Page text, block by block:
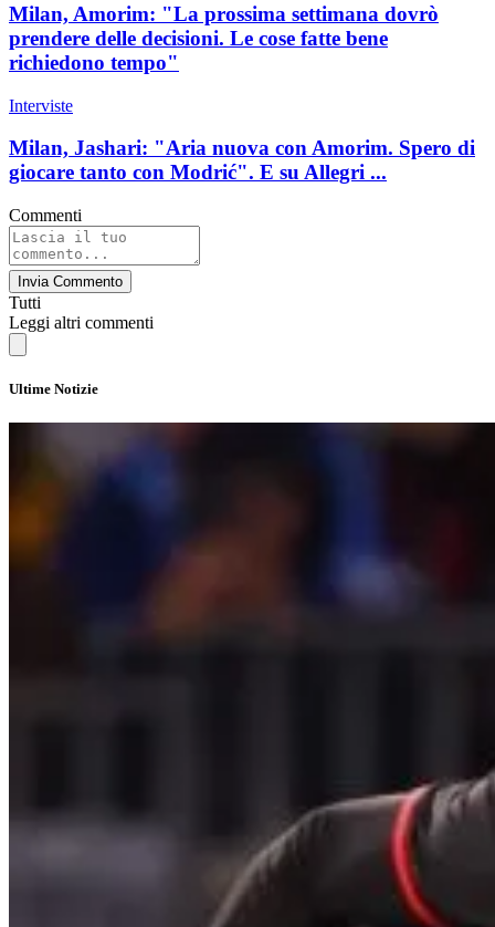
Milan, Amorim: "La prossima settimana dovrò
prendere delle decisioni. Le cose fatte bene
richiedono tempo"
Interviste
Milan, Jashari: "Aria nuova con Amorim. Spero di
giocare tanto con Modrić". E su Allegri ...
Commenti
Invia Commento
Tutti
Leggi altri commenti
Ultime Notizie